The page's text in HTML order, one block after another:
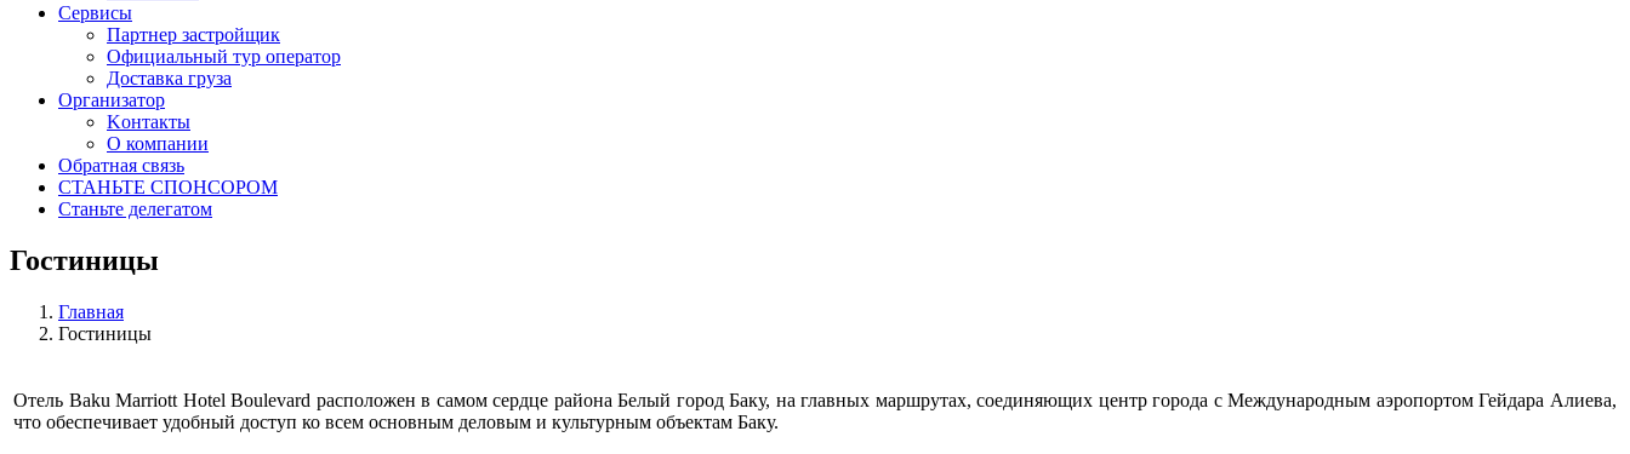
Сервисы
Партнер застройщик
Официальный тур оператор
Доставка груза
Организатор
Kонтакты
О компании
Обратная связь
СТАНЬТЕ СПОНСОРОМ
Станьте делегатом
Гостиницы
Главная
Гостиницы
Отель Baku Marriott Hotel Boulevard расположен в самом сердце района Белый город Баку, на главных маршрутах, соединяющих центр города с Международным аэропортом Гейдара Алиева,
что обеспечивает удобный доступ ко всем основным деловым и культурным объектам Баку.